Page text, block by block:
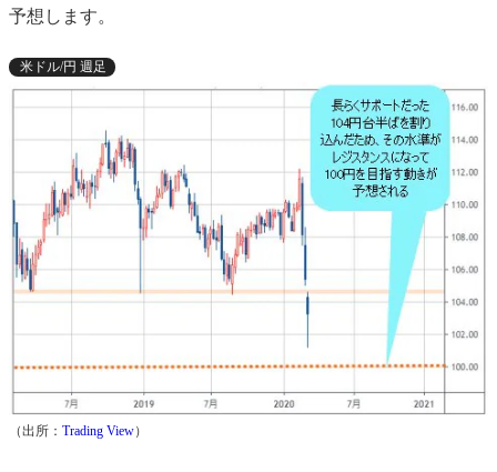
予想します。
米ドル/円 週足
（出所： Trading View）